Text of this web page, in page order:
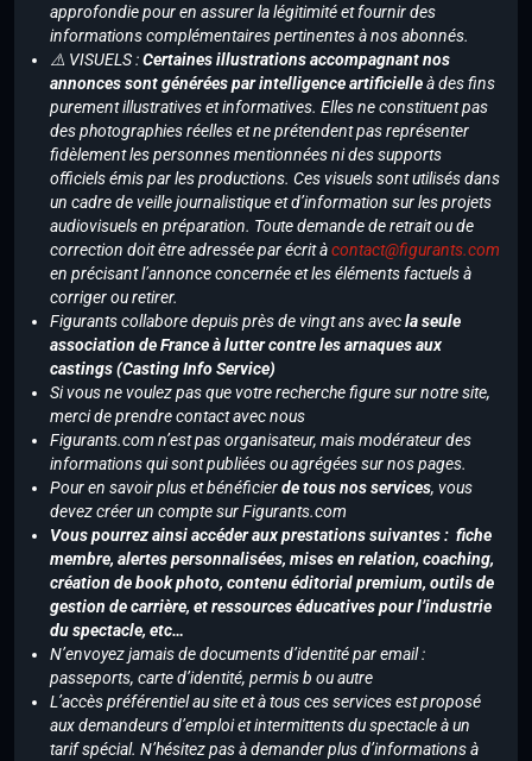
approfondie pour en assurer la légitimité et fournir des
informations complémentaires pertinentes à nos abonnés.
⚠️ VISUELS :Certaines illustrations accompagnant nos
annonces sont générées par intelligence artificielleà des fins
purement illustratives et informatives. Elles ne constituent pas
des photographies réelles et ne prétendent pas représenter
fidèlement les personnes mentionnées ni des supports
officiels émis par les productions. Ces visuels sont utilisés dans
un cadre de veille journalistique et d’information sur les projets
audiovisuels en préparation. Toute demande de retrait ou de
correction doit être adressée par écrit àcontact@figurants.com
en précisant l’annonce concernée et les éléments factuels à
corriger ou retirer.
Figurants collabore depuis près de vingt ans avecla seule
association de France à lutter contre les arnaques aux
castings (Casting Info Service)
Si vous ne voulez pas que votre recherche figure sur notre site,
merci de prendre contact avec nous
Figurants.com n’est pas organisateur, mais modérateur des
informations qui sont publiées ou agrégées sur nos pages.
Pour en savoir plus et bénéficierde tous nos services, vous
devez créer un compte sur Figurants.com
Vous pourrez ainsi accéder aux prestations suivantes : fiche
membre, alertes personnalisées, mises en relation, coaching,
création de book photo, contenu éditorial premium, outils de
gestion de carrière, et ressources éducatives pour l’industrie
du spectacle, etc…
N’envoyez jamais de documents d’identité par email :
passeports, carte d’identité, permis b ou autre
L’accès préférentiel au site et à tous ces services est proposé
aux demandeurs d’emploi et intermittents du spectacle à un
tarif spécial. N’hésitez pas à demander plus d’informations à